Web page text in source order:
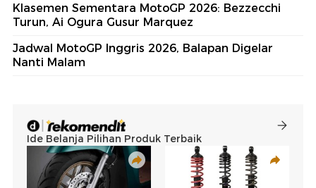
Klasemen Sementara MotoGP 2026: Bezzecchi
Turun, Ai Ogura Gusur Marquez
Jadwal MotoGP Inggris 2026, Balapan Digelar
Nanti Malam